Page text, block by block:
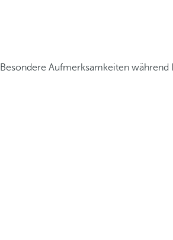
Besondere Aufmerksamkeiten während